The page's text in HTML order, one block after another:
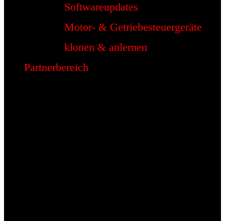
Softwareupdates
Motor- & Getriebesteuergeräte
klonen & anlernen
Partnerbereich